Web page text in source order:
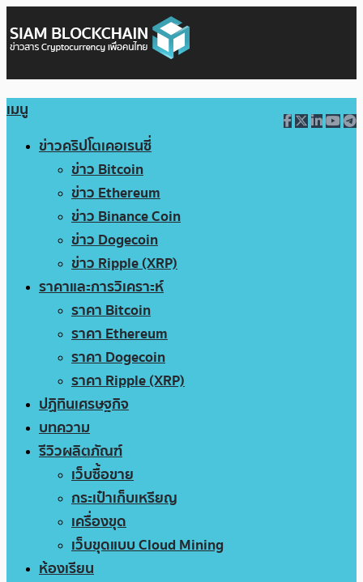
เมนู
ข่าวคริปโตเคอเรนซี่
ข่าว Bitcoin
ข่าว Ethereum
ข่าว Binance Coin
ข่าว Dogecoin
ข่าว Ripple (XRP)
ราคาและการวิเคราะห์
ราคา Bitcoin
ราคา Ethereum
ราคา Dogecoin
ราคา Ripple (XRP)
ปฏิทินเศรษฐกิจ
บทความ
รีวิวผลิตภัณฑ์
เว็บซื้อขาย
กระเป๋าเก็บเหรียญ
เครื่องขุด
เว็บขุดแบบ Cloud Mining
ห้องเรียน